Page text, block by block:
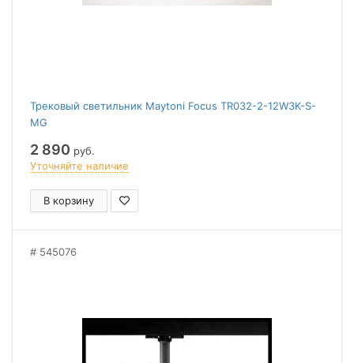
Трековый cветильник Maytoni Focus TR032-2-12W3K-S-
MG
2 890 руб.
Уточняйте наличие
В корзину
545076